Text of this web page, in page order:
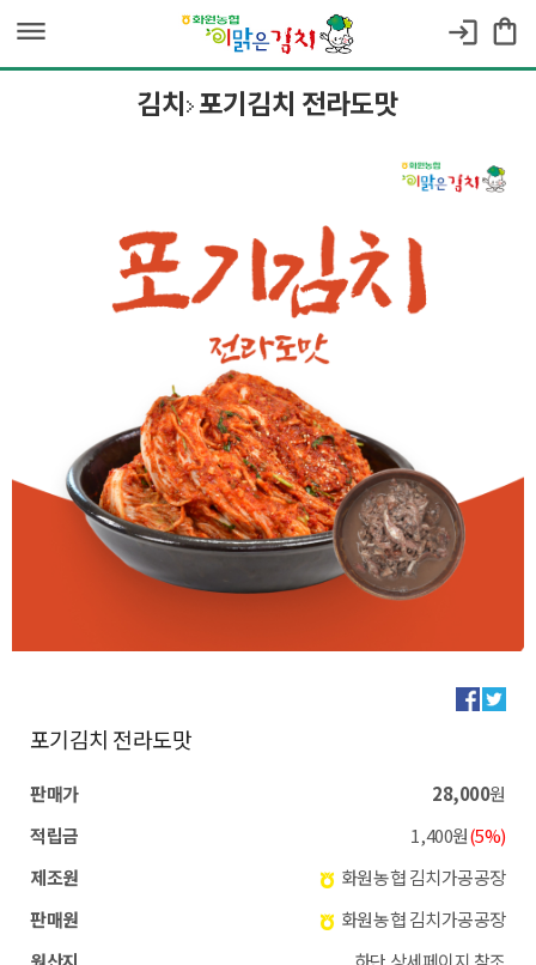
dehaze login shopping_bag
김치 포기김치 전라도맛
포기김치 전라도맛
판매가 28,000원
적립금
1,400원(5%)
제조원
화원농협 김치가공공장
판매원
화원농협 김치가공공장